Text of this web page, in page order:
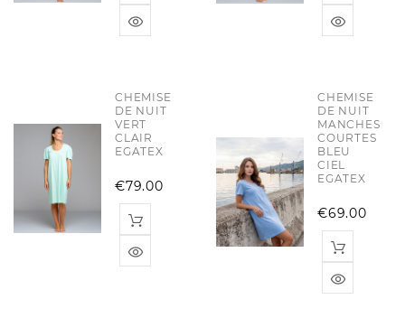
CHEMISE
DE NUIT
VERT
CLAIR
EGATEX
€79.00
CHEMISE
DE NUIT
MANCHES
COURTES
BLEU
CIEL
EGATEX
€69.00